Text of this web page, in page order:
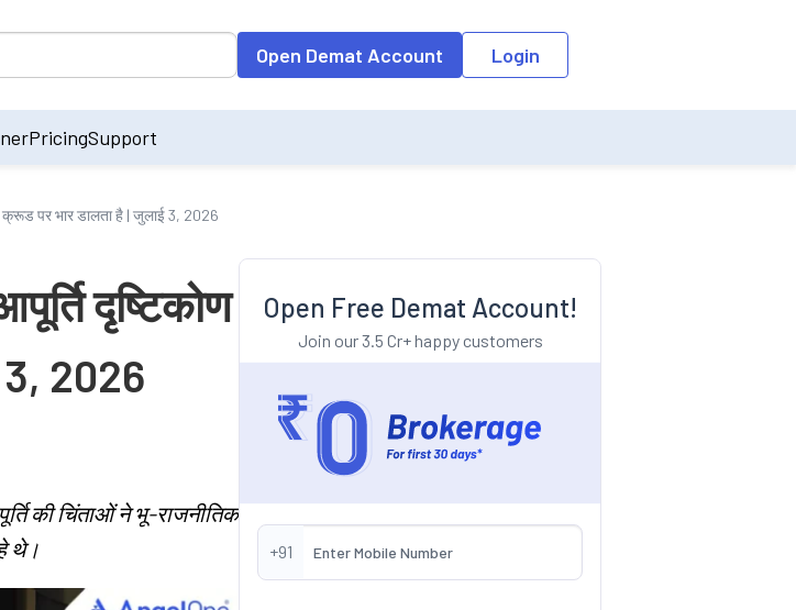
the input field. On entering data into the input field, the suggestion list will be updated as per the
Open Demat Account Login
PricingSupport
पर भार डालता है | जुलाई 3, 2026
दृष्टिकोण
3, 2026
की चिंताओं ने भू-राजनीतिक
थे।
Open Free Demat Account!
Join our 3.5 Cr+ happy customers
+91